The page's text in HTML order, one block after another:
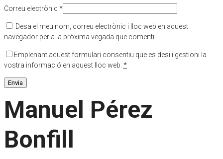
Correu electrònic *
Desa el meu nom, correu electrònic i lloc web en aquest
navegador per a la pròxima vegada que comenti.
Emplenant aquest formulari consentiu que es desi i gestioni la
vostra informació en aquest lloc web. *
Manuel Pérez
Bonfill